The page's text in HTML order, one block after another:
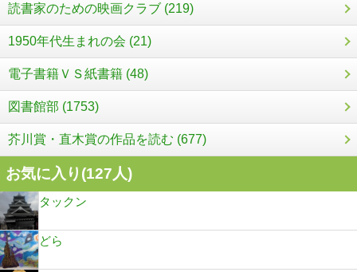
読書家のための映画クラブ (219)
1950年代生まれの会 (21)
電子書籍ＶＳ紙書籍 (48)
図書館部 (1753)
芥川賞・直木賞の作品を読む (677)
お気に入り(127人)
タックン
どら